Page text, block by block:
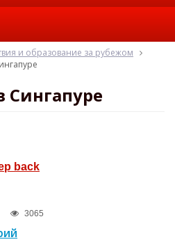
и образование за рубежом
Сингапуре
back
3065